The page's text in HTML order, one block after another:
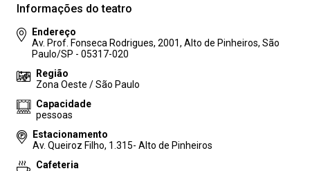
Informações do teatro
Endereço
Av. Prof. Fonseca Rodrigues, 2001, Alto de Pinheiros, São
Paulo/SP - 05317-020
Região
Zona Oeste / São Paulo
Capacidade
pessoas
Estacionamento
Av. Queiroz Filho, 1.315- Alto de Pinheiros
Cafeteria